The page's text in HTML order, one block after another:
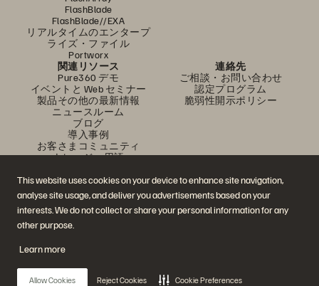
This website uses cookies on your device to enhance site navigation,
analyse site usage, and deliver you advertisements based on your
interests. We do not collect or share your personal information for any
other purpose.
Learn more
Allow Cookies Reject Cookies Cookie Preferences
FlashBlade
FlashBlade//EXA
リアルタイムのエンタープ
ライズ・ファイル
Portworx
関連リソース
Pure360 デモ
イベントと Web セミナー
製品その他の最新情報
ニュースルーム
ブログ
導入事例
お客さまコミュニティ
ナレッジ・用語
連絡先
ご相談・お問い合わせ
認定プログラム
脆弱性開示ポリシー
公式 SNS
是非フォローをお願いします！
© 2026 Everpure, Inc. 無断転用は禁止されています。